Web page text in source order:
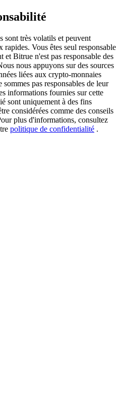
USDT
USDT Bonus
sont très volatils et peuvent
Vous êtes seul responsable
et Bitrue n'est pas responsable des
nous appuyons sur des sources
liées aux crypto-monnaies
pas responsables de leur
informations fournies sur cette
sont uniquement à des fins
considérées comme des conseils
plus d'informations, consultez
politique de confidentialité .